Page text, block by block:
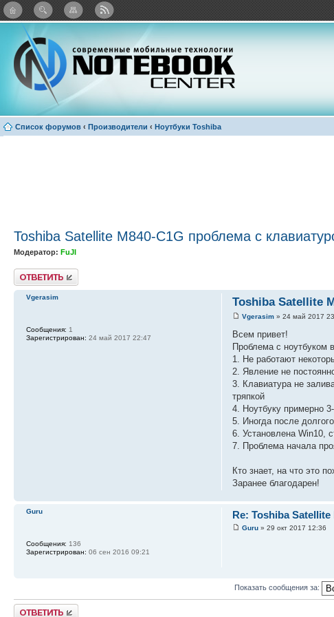
Список форумов ‹ Производители ‹ Ноутбуки Toshiba
Toshiba Satellite M840-C1G проблема с
Модератор: FuJI
Ответить
Toshiba Satellite
Vgerasim » 24 май 2017
Всем привет!
Проблема с ноутбуком
1. Не работают
2. Явление не
3. Клавиатура не
тряпкой
4. Ноутбуку примерно
5. Иногда после
6. Установлена Win10,
7. Проблема начала
Кто знает, на что это
Заранее благодарен!
Vgerasim
Сообщения: 1
Зарегистрирован: 24 май 2017 22:47
Re: Toshiba
Guru » 29 окт 2017 12:36
Guru
Сообщения: 136
Зарегистрирован: 06 сен 2016 09:21
Показать сообщения за:
Ответить